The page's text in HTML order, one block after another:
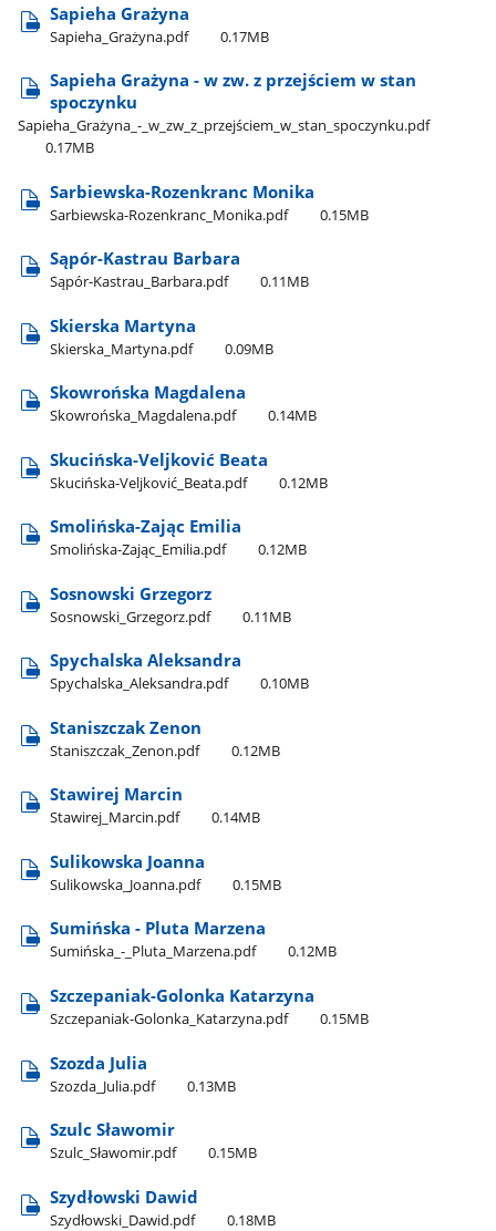
Sapieha Grażyna
Sapieha​_Grażyna.pdf 0.17MB
Sapieha Grażyna - w zw. z przejściem w stan
spoczynku
Sapieha​_Grażyna​_-​_w​_zw​_z​_przejściem​_w​_stan​_spoczynku.pdf
0.17MB
Sarbiewska-Rozenkranc Monika
Sarbiewska-Rozenkranc​_Monika.pdf 0.15MB
Sąpór-Kastrau Barbara
Sąpór-Kastrau​_Barbara.pdf 0.11MB
Skierska Martyna
Skierska​_Martyna.pdf 0.09MB
Skowrońska Magdalena
Skowrońska​_Magdalena.pdf 0.14MB
Skucińska-Veljković Beata
Skucińska-Veljković​_Beata.pdf 0.12MB
Smolińska-Zając Emilia
Smolińska-Zając​_Emilia.pdf 0.12MB
Sosnowski Grzegorz
Sosnowski​_Grzegorz.pdf 0.11MB
Spychalska Aleksandra
Spychalska​_Aleksandra.pdf 0.10MB
Staniszczak Zenon
Staniszczak​_Zenon.pdf 0.12MB
Stawirej Marcin
Stawirej​_Marcin.pdf 0.14MB
Sulikowska Joanna
Sulikowska​_Joanna.pdf 0.15MB
Sumińska - Pluta Marzena
Sumińska​_-​_Pluta​_Marzena.pdf 0.12MB
Szczepaniak-Golonka Katarzyna
Szczepaniak-Golonka​_Katarzyna.pdf 0.15MB
Szozda Julia
Szozda​_Julia.pdf 0.13MB
Szulc Sławomir
Szulc​_Sławomir.pdf 0.15MB
Szydłowski Dawid
Szydłowski​_Dawid.pdf 0.18MB